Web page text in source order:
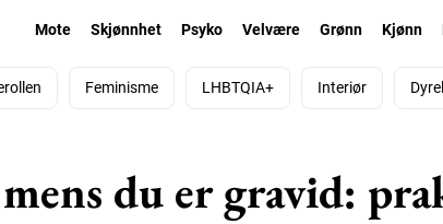
Mote Skjønnhet Psyko Velvære Grønn Kjønn
Feminisme LHBTQIA+ Interiør
du er gravid: